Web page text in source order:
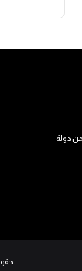
دولة